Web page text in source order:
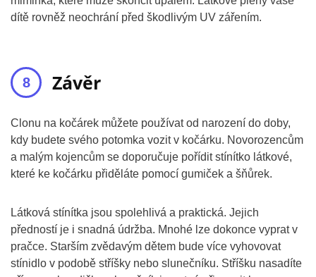
dítě rovněž neochrání před škodlivým UV zářením.
Závěr
Clonu na kočárek můžete používat od narození do doby,
kdy budete svého potomka vozit v kočárku. Novorozencům
a malým kojencům se doporučuje pořídit stínítko látkové,
které ke kočárku přiděláte pomocí gumiček a šňůrek.
Látková stínítka jsou spolehlivá a praktická. Jejich
předností je i snadná údržba. Mnohé lze dokonce vyprat v
pračce. Starším zvědavým dětem bude více vyhovovat
stínidlo v podobě stříšky nebo slunečníku. Stříšku nasadíte